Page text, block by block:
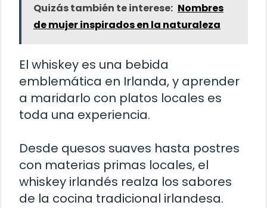
Quizás también te interese: Nombres
de mujer inspirados en la naturaleza
El whiskey es una bebida
emblemática en Irlanda, y aprender
a maridarlo con platos locales es
toda una experiencia.
Desde quesos suaves hasta postres
con materias primas locales, el
whiskey irlandés realza los sabores
de la cocina tradicional irlandesa.